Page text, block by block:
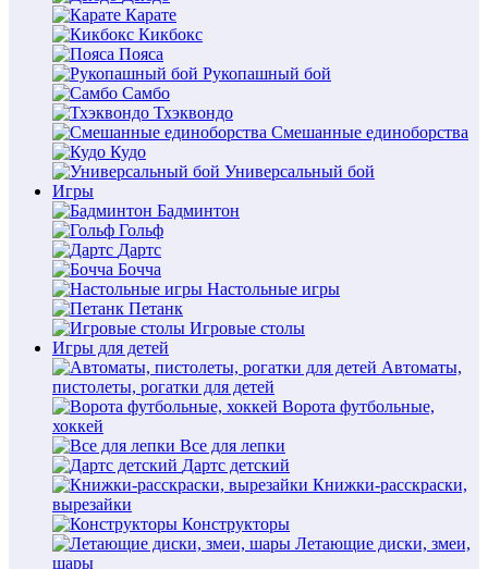
Карате
Кикбокс
Пояса
Рукопашный бой
Самбо
Тхэквондо
Смешанные единоборства
Кудо
Универсальный бой
Игры
Бадминтон
Гольф
Дартс
Бочча
Настольные игры
Петанк
Игровые столы
Игры для детей
Автоматы,
пистолеты, рогатки для детей
Ворота футбольные,
хоккей
Все для лепки
Дартс детский
Книжки-расскраски,
вырезайки
Конструкторы
Летающие диски, змеи,
шары